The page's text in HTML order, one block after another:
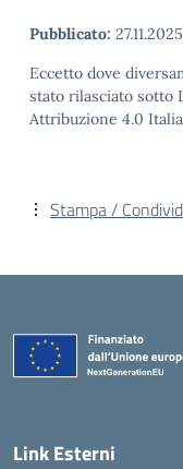
Pubblicato: 27.11.2025
Eccetto dove
stato rilasciato sotto
Attribuzione 4.0
Stampa /
Link Esterni